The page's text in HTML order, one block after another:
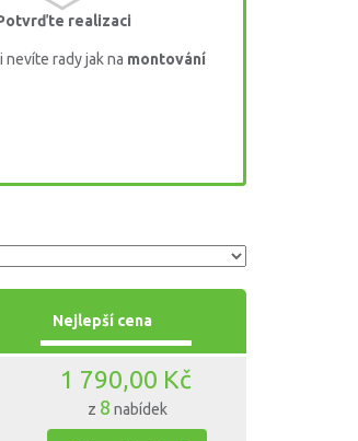
realizaci
nevíte rady jak na montování
Nejlepší cena
1 790,00 Kč
z 8 nabídek